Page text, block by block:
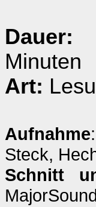
Dauer:
Minuten
Art:
Aufnahme
Steck,
Schnitt